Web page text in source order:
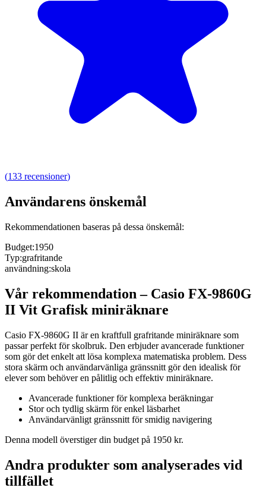
(133 recensioner)
Användarens önskemål
Rekommendationen baseras på dessa önskemål:
Budget:1950
Typ:grafritande
användning:skola
Vår rekommendation – Casio FX-9860G
II Vit Grafisk miniräknare
Casio FX-9860G II är en kraftfull grafritande miniräknare som
passar perfekt för skolbruk. Den erbjuder avancerade funktioner
som gör det enkelt att lösa komplexa matematiska problem. Dess
stora skärm och användarvänliga gränssnitt gör den idealisk för
elever som behöver en pålitlig och effektiv miniräknare.
Avancerade funktioner för komplexa beräkningar
Stor och tydlig skärm för enkel läsbarhet
Användarvänligt gränssnitt för smidig navigering
Denna modell överstiger din budget på 1950 kr.
Andra produkter som analyserades vid
tillfället